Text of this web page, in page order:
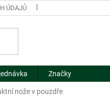
ÚDAJŮ
Značky
nože v pouzdře